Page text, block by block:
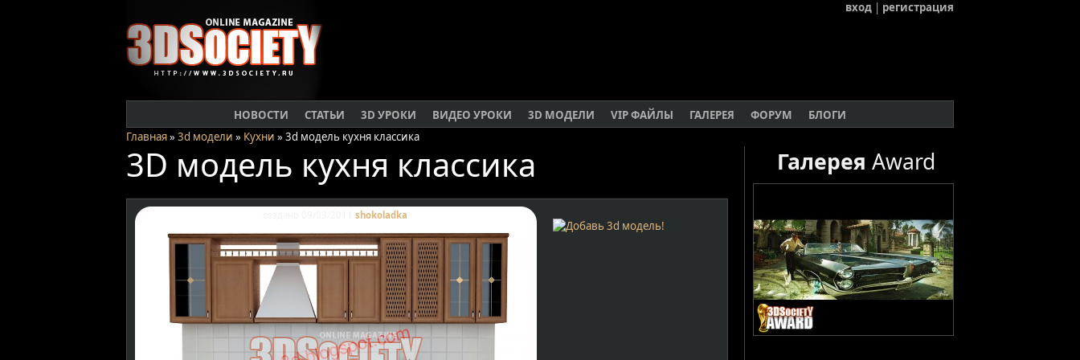
вход | регистрация
НОВОСТИ СТАТЬИ 3D УРОКИ ВИДЕО УРОКИ 3D МОДЕЛИ VIP ФАЙЛЫ ГАЛЕРЕЯ ФОРУМ БЛОГИ
Галерея Award
Главная» 3d модели » Кухни » 3d модель кухня классика
3D модель кухня классика
shokoladka